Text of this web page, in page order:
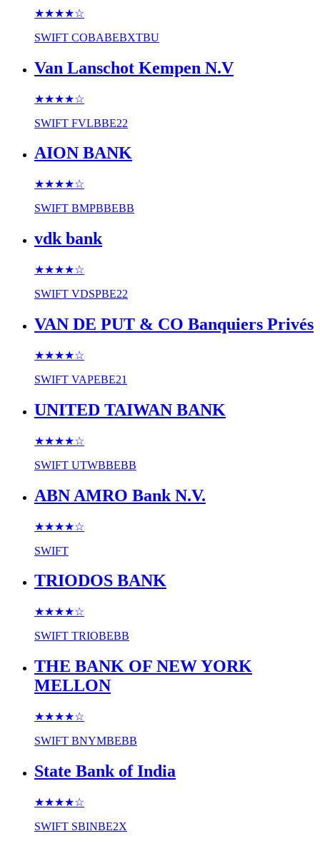
★★★★☆
SWIFT COBABEBXTBU
Van Lanschot Kempen N.V
★★★★☆
SWIFT FVLBBE22
AION BANK
★★★★☆
SWIFT BMPBBEBB
vdk bank
★★★★☆
SWIFT VDSPBE22
VAN DE PUT & CO Banquiers Privés
★★★★☆
SWIFT VAPEBE21
UNITED TAIWAN BANK
★★★★☆
SWIFT UTWBBEBB
ABN AMRO Bank N.V.
★★★★☆
SWIFT
TRIODOS BANK
★★★★☆
SWIFT TRIOBEBB
THE BANK OF NEW YORK
MELLON
★★★★☆
SWIFT BNYMBEBB
State Bank of India
★★★★☆
SWIFT SBINBE2X